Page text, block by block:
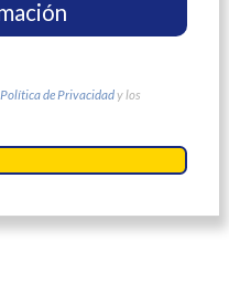
Política de Privacidady los